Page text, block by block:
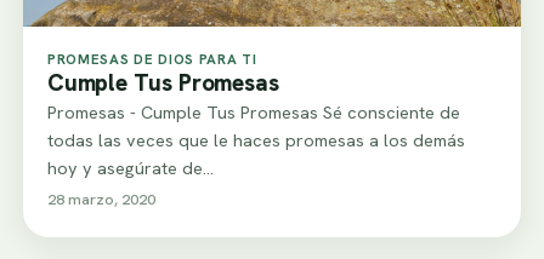
PROMESAS DE DIOS PARA TI
Cumple Tus Promesas
Promesas - Cumple Tus Promesas Sé consciente de
todas las veces que le haces promesas a los demás
hoy y asegúrate de…
28 marzo, 2020